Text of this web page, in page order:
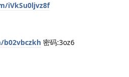
iVkSu0ljvz8f
b02vbczkh 密码:3oz6